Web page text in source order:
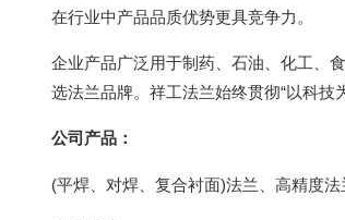
在行业中产品品质优势更具竞争力。
企业产品广泛用于制药、石油、化工、
选法兰品牌。祥工法兰始终贯彻“以科技
公司产品：
(平焊、对焊、复合衬面)法兰、高精度